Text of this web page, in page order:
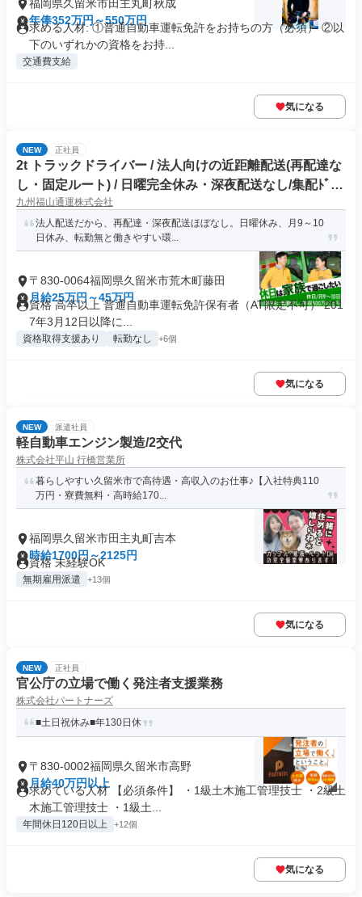
福岡県久留米市田主丸町秋成
年俸352万円～550万円
求める人材: ①普通自動車運転免許をお持ちの方（必須） ②以
下のいずれかの資格をお持...
交通費支給
気になる
NEW 正社員
2t トラックドライバー / 法人向けの近距離配送(再配達な
し・固定ルート) / 日曜完全休み・深夜配送なし/集配ﾄﾞﾗｲ
ﾊﾞｰ2t(正社員)
九州福山通運株式会社
法人配送だから、再配達・深夜配送ほぼなし。日曜休み、月9～10
日休み、転勤無と働きやすい環...
〒830-0064福岡県久留米市荒木町藤田
月給25万円～45万円
資格 高卒以上 普通自動車運転免許保有者（AT限定不可） 201
7年3月12日以降に...
資格取得支援あり 転勤なし +6個
気になる
NEW 派遣社員
軽自動車エンジン製造/2交代
株式会社平山 行橋営業所
暮らしやすい久留米市で高待遇・高収入のお仕事♪【入社特典110
万円・寮費無料・高時給170...
福岡県久留米市田主丸町吉本
時給1700円～2125円
資格 未経験OK
無期雇用派遣 +13個
気になる
NEW 正社員
官公庁の立場で働く発注者支援業務
株式会社パートナーズ
■土日祝休み■年130日休
〒830-0002福岡県久留米市高野
月給40万円以上
求めている人材 【必須条件】 ・1級土木施工管理技士 ・2級土
木施工管理技士 ・1級土...
年間休日120日以上 +12個
気になる